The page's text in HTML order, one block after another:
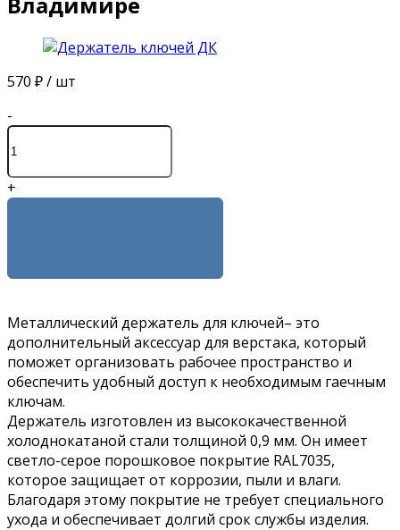
570 ₽/ шт
-
+
Металлический держатель для ключей– это
дополнительный аксессуар для верстака, который
поможет организовать рабочее пространство и
обеспечить удобный доступ к необходимым гаечным
ключам.
Держатель изготовлен из высококачественной
холоднокатаной стали толщиной 0,9 мм. Он имеет
светло-серое порошковое покрытие RAL7035,
которое защищает от коррозии, пыли и влаги.
Благодаря этому покрытие не требует специального
ухода и обеспечивает долгий срок службы изделия.